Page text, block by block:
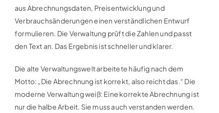
aus Abrechnungsdaten, Preisentwicklung und
Verbrauchsänderungen einen verständlichen Entwurf
formulieren. Die Verwaltung prüft die Zahlen und passt
den Text an. Das Ergebnis ist schneller und klarer.
Die alte Verwaltungswelt arbeitete häufig nach dem
Motto: „Die Abrechnung ist korrekt, also reicht das.“ Die
moderne Verwaltung weiß: Eine korrekte Abrechnung ist
nur die halbe Arbeit. Sie muss auch verstanden werden.